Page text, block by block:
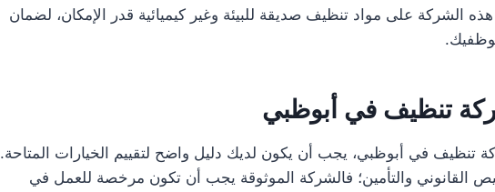
الشركة على مواد تنظيف صديقة للبيئة وغير كيميائية قدر الإمكان، لضمان
تنظيف في أبوظبي
تنظيف في أبوظبي، يجب أن يكون لديك دليل واضح لتقييم الخيارات المتاحة.
القانوني والتأمين؛ فالشركة الموثوقة يجب أن تكون مرخصة للعمل في